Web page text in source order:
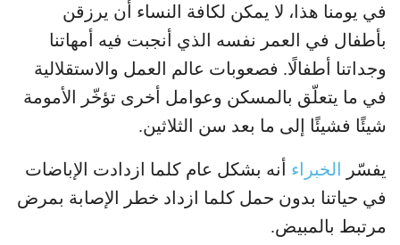
في يومنا هذا، لا يمكن لكافة النساء أن يرزقن
بأطفال في العمر نفسه الذي أنجبت فيه أمهاتنا
وجداتنا أطفالًا. فصعوبات عالم العمل والاستقلالية
في ما يتعلّق بالمسكن وعوامل أخرى تؤخّر الأمومة
شيئًا فشيئًا إلى ما بعد سن الثلاثين.
يفسّر الخبراء أنه بشكل عام كلما ازدادت الإباضات
في حياتنا بدون حمل كلما ازداد خطر الإصابة بمرض
مرتبط بالمبيض.